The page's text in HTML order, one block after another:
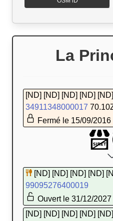
La
[ND] [ND] [ND] [ND] [ND]
34911348000017
Fermé le 15/09/2016
[ND] [ND] [ND] [ND]
99095276400019
Ouvert le 31/12/2027
[ND] [ND] [ND] [ND] [ND]